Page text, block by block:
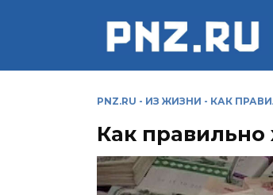
PNZ.RU - ИЗ ЖИЗНИ - КАК
Как правильно